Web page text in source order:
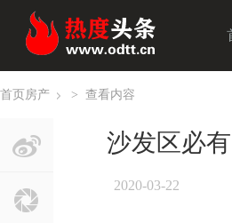
首页 >
房产 查看内容
沙发区必
2020-03-22